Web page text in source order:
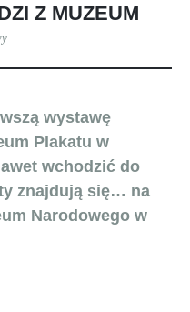
Z MUZEUM
wystawę
Plakatu w
wchodzić do
znajdują się… na
Narodowego w